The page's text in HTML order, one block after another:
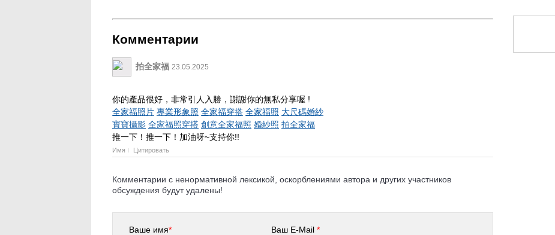
Комментарии
拍全家福 23.05.2025
你的產品很好，非常引人入勝，謝謝你的無私分享喔 !
全家福照片 專業形象照 全家福穿搭 全家福照 大尺碼婚紗
寶寶攝影 全家福照穿搭 創意全家福照 婚紗照 拍全家福
推一下！推一下！加油呀~支持你!!
Имя Цитировать
Комментарии с ненормативной лексикой, оскорблениями автора и других участников
обсуждения будут удалены!
Ваше имя* Ваш E-Mail*